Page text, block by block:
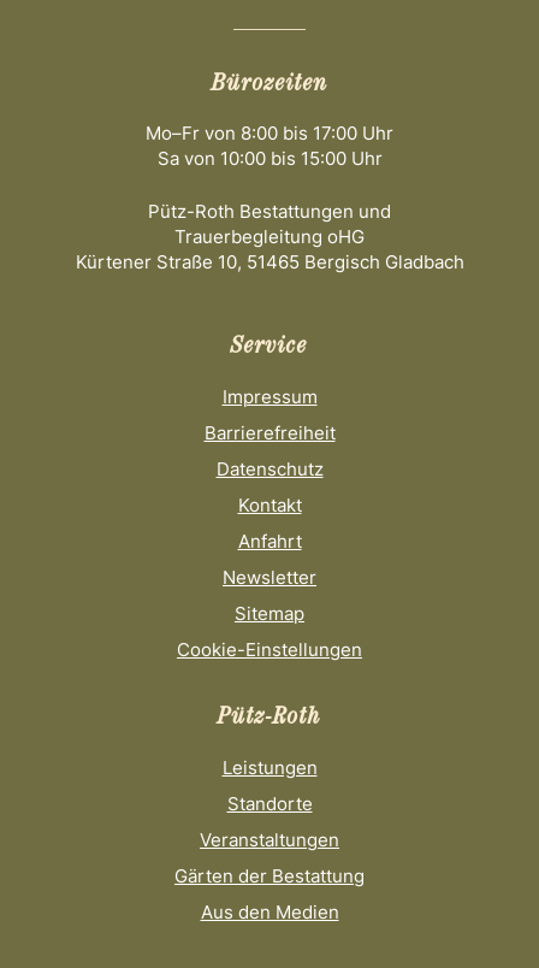
Bürozeiten
Mo–Fr von 8:00 bis 17:00 Uhr
Sa von 10:00 bis 15:00 Uhr
Pütz-Roth Bestattungen und
Trauerbegleitung oHG
Kürtener Straße 10, 51465 Bergisch Gladbach
Service
Impressum
Barrierefreiheit
Datenschutz
Kontakt
Anfahrt
Newsletter
Sitemap
Cookie-Einstellungen
Pütz-Roth
Leistungen
Standorte
Veranstaltungen
Gärten der Bestattung
Aus den Medien